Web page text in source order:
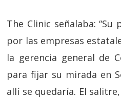
The Clinic señalaba:
por las empresas
la gerencia general de
para fijar su mirada en
allí se quedaría. El